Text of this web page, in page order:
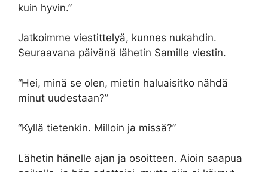
kuin hyvin.”
Jatkoimme viestittelyä, kunnes nukahdin.
Seuraavana päivänä lähetin Samille viestin.
“Hei, minä se olen, mietin haluaisitko nähdä
minut uudestaan?”
“Kyllä tietenkin. Milloin ja missä?”
Lähetin hänelle ajan ja osoitteen. Aioin saapua